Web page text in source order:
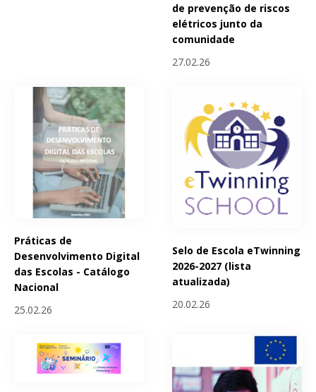
de prevenção de riscos
elétricos junto da
comunidade
27.02.26
Práticas de
Desenvolvimento Digital
das Escolas - Catálogo
Nacional
25.02.26
Selo de Escola eTwinning
2026-2027 (lista
atualizada)
20.02.26